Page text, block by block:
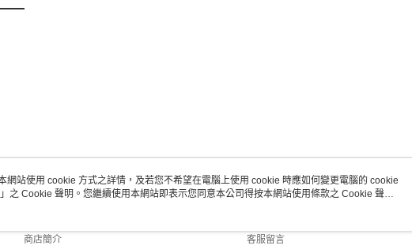
關於我們
商店簡介
客服資訊
客服留言
網站使用 cookie 方式之詳情，及若您不希望在電腦上使用 cookie 時應如何變更電腦的 cookie
」之 Cookie 聲明。您繼續使用本網站即表示您同意本公司得按本網站使用條款之 Cookie 聲明